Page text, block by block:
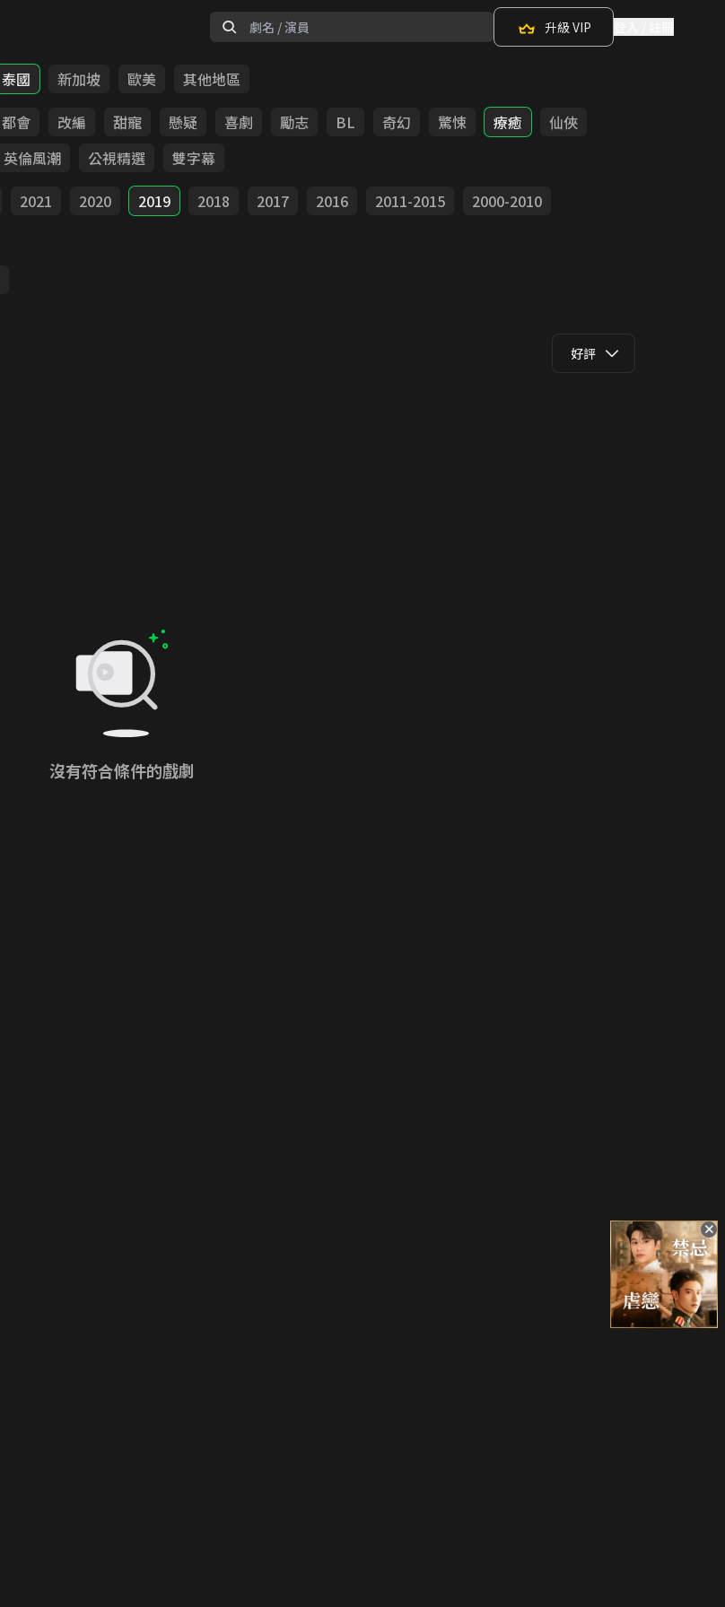
升級 VIP
泰國 新加坡 歐美
其他地區
都會 改編 甜寵 懸疑 喜劇 勵志 BL 奇幻 驚悚 療癒
仙俠
英倫風潮 公視精選
雙字幕
2021 2020 2019 2018 2017 2016 2011-2015
2000-2010
好評
沒有符合條件的戲劇